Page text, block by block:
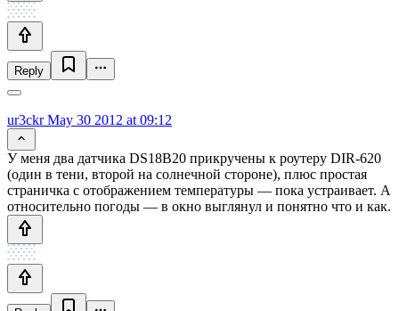
Reply
ur3ckrMay 30 2012 at 09:12
У меня два датчика DS18B20 прикручены к роутеру DIR-620
(один в тени, второй на солнечной стороне), плюс простая
страничка с отображением температуры — пока устраивает. А
относительно погоды — в окно выглянул и понятно что и как.